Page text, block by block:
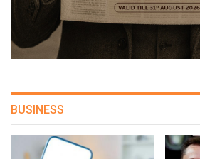
BUSINESS